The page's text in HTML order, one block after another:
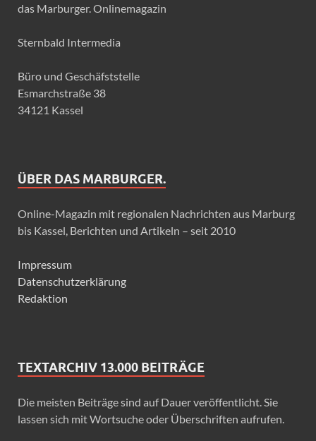
das Marburger. Onlinemagazin
Sternbald Intermedia
Büro und Geschäfststelle
Esmarchstraße 38
34121 Kassel
ÜBER DAS MARBURGER.
Online-Magazin mit regionalen Nachrichten aus Marburg
bis Kassel, Berichten und Artikeln – seit 2010
Impressum
Datenschutzerklärung
Redaktion
TEXTARCHIV 13.000 BEITRÄGE
Die meisten Beiträge sind auf Dauer veröffentlicht. Sie
lassen sich mit Wortsuche oder Überschriften aufrufen.